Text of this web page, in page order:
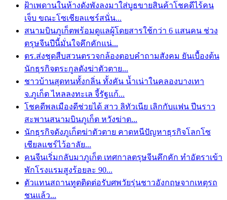
ฝ้าเพดานในห้างดังพังลงมาใส่บูธขายสินค้าโชคดีไร้คน
เจ็บ ขณะโซเชียลแชร์สนั่น...
สนามบินภูเก็ตพร้อมดูแลผู้โดยสารใช้กว่า 6 แสนคน ช่วง
ตรุษจีนปีนี้มั่นใจคึกคักแน่...
ตร.ส่งชุดสืบสวนตรวจกล้องตอบคำถามสังคม ยันเบื้องต้น
นักธุรกิจตระกูลดังฆ่าตัวตาย...
ชาวบ้านสุดทนทั้งกลิ่น ทั้งคัน น้ำเน่าในคลองบางเทา
จ.ภูเก็ต ไหลลงทะเล จี้รัฐแก้...
โชคดีพลเมืองดีช่วยได้ สาว ลิทัวเนีย เลิกกับแฟน ปีนราว
สะพานสนามบินภูเก็ต หวังฆ่าต...
นักธุรกิจดังภูเก็ตฆ่าตัวตาย คาดหนีปัญหาธุรกิจโลกโซ
เชียลแชร์ไว้อาลัย...
คนจีนเริ่มกลับมาภูเก็ต เทศกาลตรุษจีนคึกคัก ทำอัตราเข้า
พักโรงแรมสูงร้อยละ 90...
ตัวแทนสถานทูตติดต่อรับศพวัยรุ่นชาวอังกฤษจากเหตุรถ
ชนแล้ว...